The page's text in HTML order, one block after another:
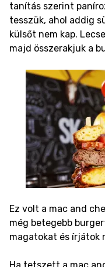
tanítás szerint
tesszük, ahol addig
külsőt nem kap.
majd összerakjuk a
Ez volt a mac and
még betegebb
magatokat és írjátok